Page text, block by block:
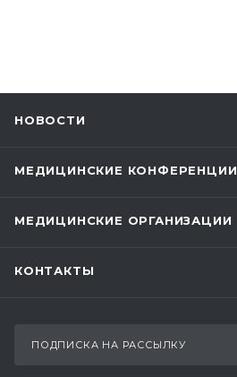
НОВОСТИ
МЕДИЦИНСКИЕ КОНФЕРЕНЦИИ
МЕДИЦИНСКИЕ ОРГАНИЗАЦИИ
КОНТАКТЫ
ПОДПИСКА НА РАССЫЛКУ